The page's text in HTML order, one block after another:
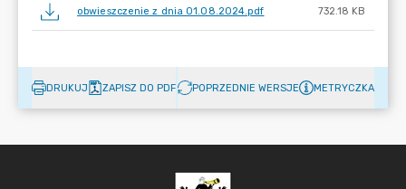
obwieszczenie z dnia 01.08.2024.pdf 732.18 KB
DRUKUJ ZAPISZ DO PDF POPRZEDNIE WERSJE METRYCZKA